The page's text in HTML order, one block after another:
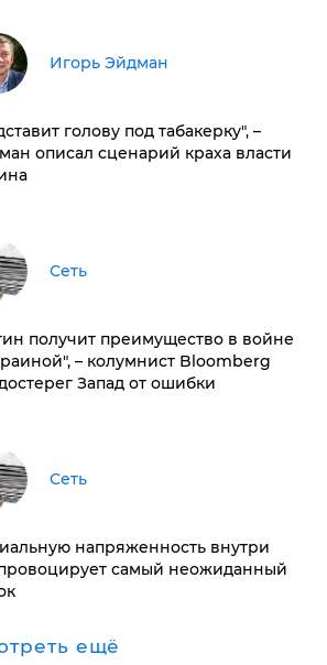
Игорь Эйдман
голову под табакерку", –
описал сценарий краха власти
Сеть
получит преимущество в войне
– колумнист Bloomberg
Запад от ошибки
Сеть
напряженность внутри
самый неожиданный
ещё